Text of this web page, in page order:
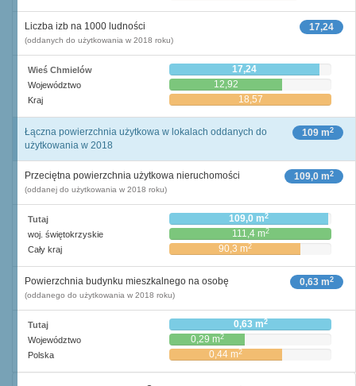
17,24
Liczba izb na 1000 ludności
(oddanych do użytkowania w 2018 roku)
Wieś Chmielów 17,24
Województwo 12,92
Kraj 18,57
109 m2
Łączna powierzchnia użytkowa w lokalach oddanych do
użytkowania w 2018
109,0 m2
Przeciętna powierzchnia użytkowa nieruchomości
(oddanej do użytkowania w 2018 roku)
Tutaj 109,0 m2
woj. świętokrzyskie 111,4 m2
Cały kraj 90,3 m2
0,63 m2
Powierzchnia budynku mieszkalnego na osobę
(oddanego do użytkowania w 2018 roku)
Tutaj 0,63 m2
Województwo 0,29 m2
Polska 0,44 m2